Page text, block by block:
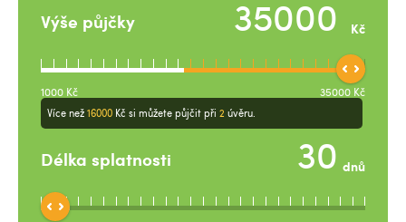
Výše půjčky Kč
1000 Kč 35000 Kč
Více než 16000 Kč si můžete půjčit při 2 úvěru.
Délka splatnosti dnů